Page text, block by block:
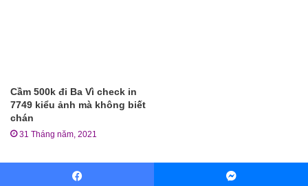
Cầm 500k đi Ba Vì check in
7749 kiểu ảnh mà không biết
chán
31 Tháng năm, 2021